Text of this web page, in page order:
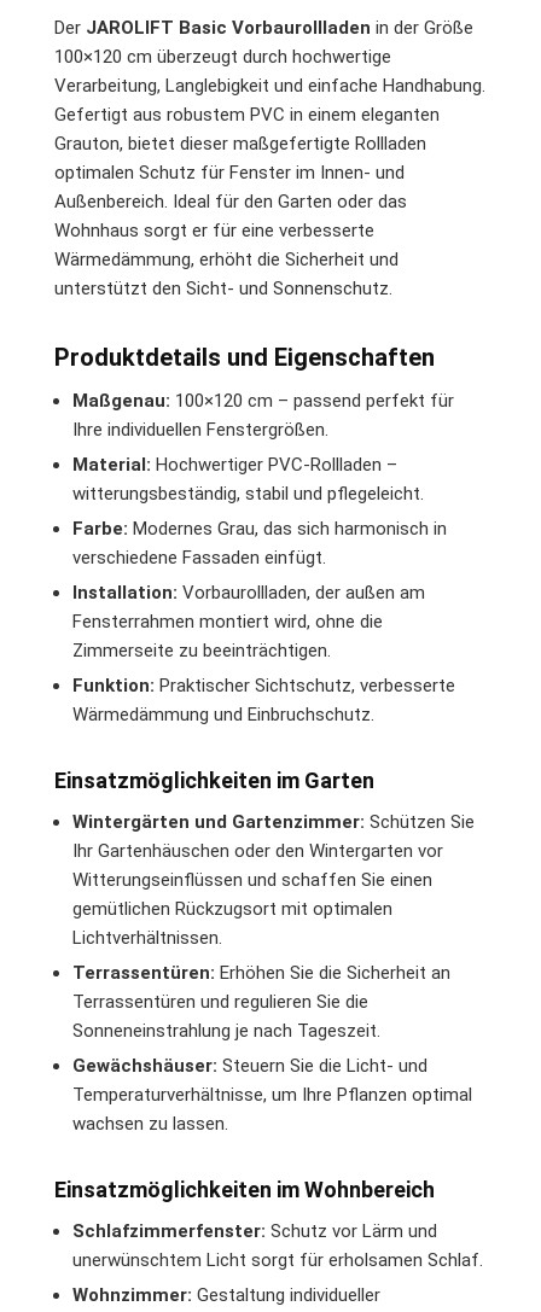
Der JAROLIFT Basic Vorbaurollladen in der Größe
100×120 cm überzeugt durch hochwertige
Verarbeitung, Langlebigkeit und einfache Handhabung.
Gefertigt aus robustem PVC in einem eleganten
Grauton, bietet dieser maßgefertigte Rollladen
optimalen Schutz für Fenster im Innen- und
Außenbereich. Ideal für den Garten oder das
Wohnhaus sorgt er für eine verbesserte
Wärmedämmung, erhöht die Sicherheit und
unterstützt den Sicht- und Sonnenschutz.
Produktdetails und Eigenschaften
Maßgenau: 100×120 cm – passend perfekt für
Ihre individuellen Fenstergrößen.
Material: Hochwertiger PVC-Rollladen –
witterungsbeständig, stabil und pflegeleicht.
Farbe: Modernes Grau, das sich harmonisch in
verschiedene Fassaden einfügt.
Installation: Vorbaurollladen, der außen am
Fensterrahmen montiert wird, ohne die
Zimmerseite zu beeinträchtigen.
Funktion: Praktischer Sichtschutz, verbesserte
Wärmedämmung und Einbruchschutz.
Einsatzmöglichkeiten im Garten
Wintergärten und Gartenzimmer: Schützen Sie
Ihr Gartenhäuschen oder den Wintergarten vor
Witterungseinflüssen und schaffen Sie einen
gemütlichen Rückzugsort mit optimalen
Lichtverhältnissen.
Terrassentüren: Erhöhen Sie die Sicherheit an
Terrassentüren und regulieren Sie die
Sonneneinstrahlung je nach Tageszeit.
Gewächshäuser: Steuern Sie die Licht- und
Temperaturverhältnisse, um Ihre Pflanzen optimal
wachsen zu lassen.
Einsatzmöglichkeiten im Wohnbereich
Schlafzimmerfenster: Schutz vor Lärm und
unerwünschtem Licht sorgt für erholsamen Schlaf.
Wohnzimmer: Gestaltung individueller